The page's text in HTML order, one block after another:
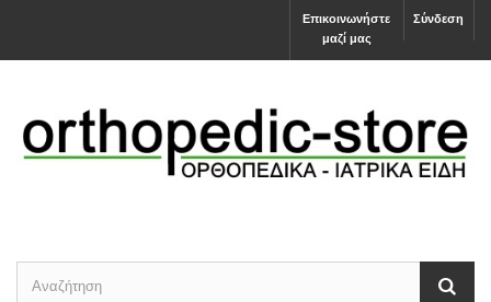
Σύνδεση
Επικοινωνήστε
μαζί μας